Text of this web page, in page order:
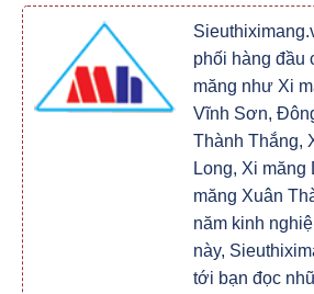
phối hàng đầu
măng như Xi
Vĩnh Sơn,
Thành Thắng,
Long, Xi măng
măng Xuân
năm kinh
này,
tới bạn đọc